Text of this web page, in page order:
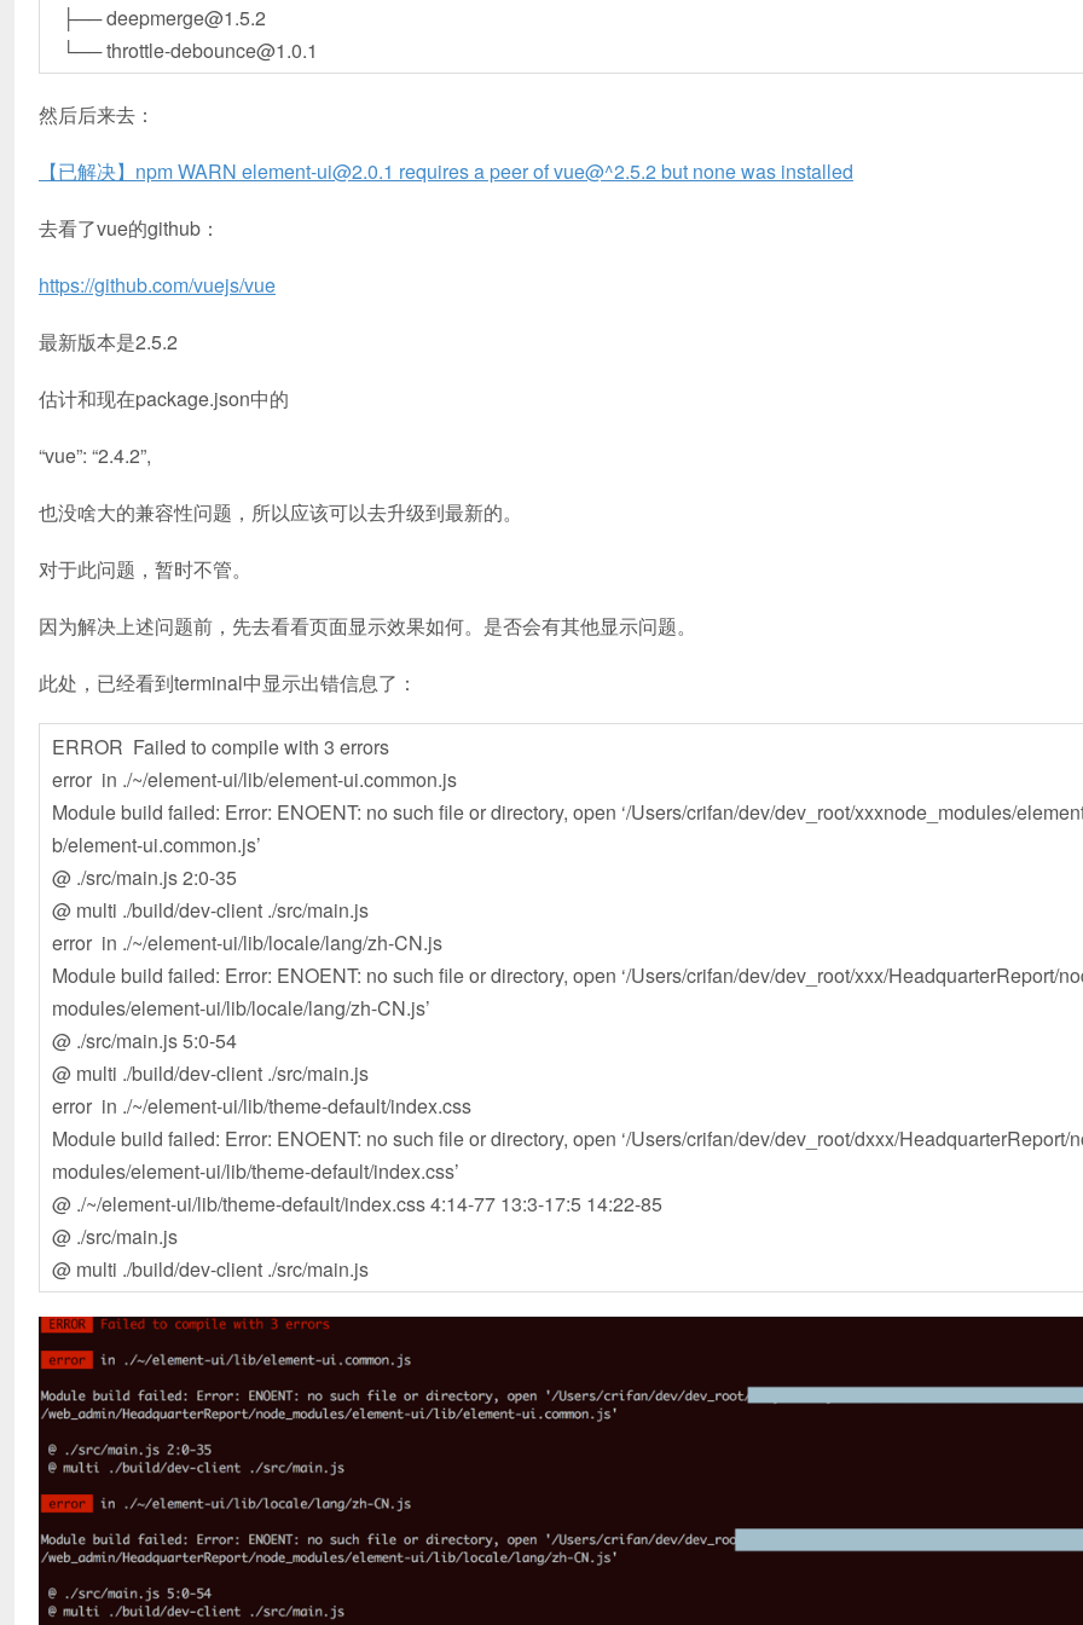
├── deepmerge@1.5.2
└── throttle-debounce@1.0.1
然后后来去：
【已解决】npm WARN element-ui@2.0.1 requires a peer of vue@^2.5.2 but none was installed
去看了vue的github：
https://github.com/vuejs/vue
最新版本是2.5.2
估计和现在package.json中的
“vue”: “2.4.2”,
也没啥大的兼容性问题，所以应该可以去升级到最新的。
对于此问题，暂时不管。
因为解决上述问题前，先去看看页面显示效果如何。是否会有其他显示问题。
此处，已经看到terminal中显示出错信息了：
ERROR Failed to compile with 3 errors
error in ./~/element-ui/lib/element-ui.common.js
Module build failed: Error: ENOENT: no such file or directory, open ‘/Users/crifan/dev/dev_root/xxxnode_modules/
b/element-ui.common.js’
@ ./src/main.js 2:0-35
@ multi ./build/dev-client ./src/main.js
error in ./~/element-ui/lib/locale/lang/zh-CN.js
Module build failed: Error: ENOENT: no such file or directory, open ‘/Users/crifan/dev/dev_root/xxx/HeadquarterReport/
modules/element-ui/lib/locale/lang/zh-CN.js’
@ ./src/main.js 5:0-54
@ multi ./build/dev-client ./src/main.js
error in ./~/element-ui/lib/theme-default/index.css
Module build failed: Error: ENOENT: no such file or directory, open ‘/Users/crifan/dev/dev_root/dxxx/HeadquarterReport/
modules/element-ui/lib/theme-default/index.css’
@ ./~/element-ui/lib/theme-default/index.css 4:14-77 13:3-17:5 14:22-85
@ ./src/main.js
@ multi ./build/dev-client ./src/main.js